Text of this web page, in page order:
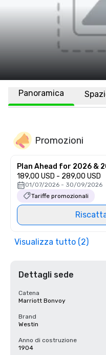
Panoramica
Promozioni
Plan Ahead for 2026 &
189,00 USD - 289,00 USD
01/07/2026 - 30/09/2026
Tariffe promozionali
Visualizza tutto (2)
Dettagli sede
Catena
Marriott Bonvoy
Brand
Westin
Anno di costruzione
1904